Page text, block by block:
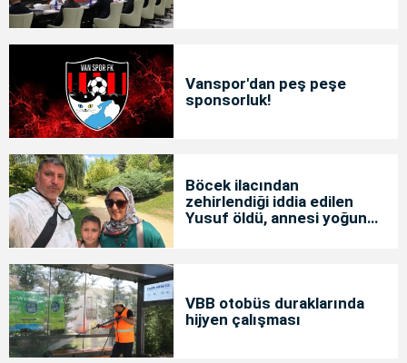
Vanspor'dan peş peşe
sponsorluk!
Böcek ilacından
zehirlendiği iddia edilen
Yusuf öldü, annesi yoğun
VBB otobüs duraklarında
hijyen çalışması